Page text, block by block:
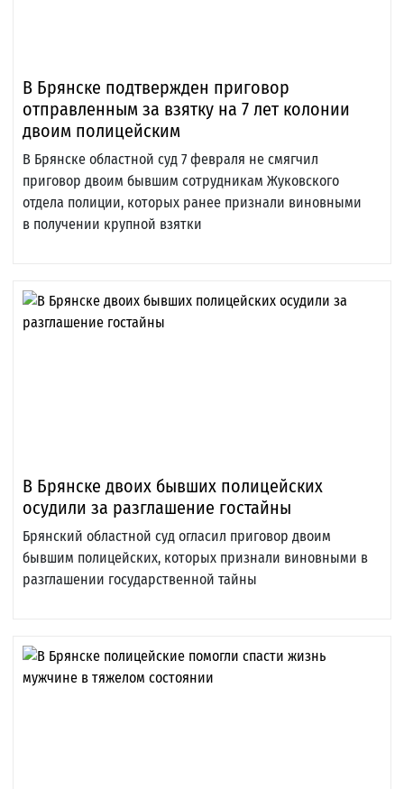
В Брянске подтвержден приговор
отправленным за взятку на 7 лет колонии
двоим полицейским
В Брянске областной суд 7 февраля не смягчил
приговор двоим бывшим сотрудникам Жуковского
отдела полиции, которых ранее признали виновными
в получении крупной взятки
В Брянске двоих бывших полицейских
осудили за разглашение гостайны
Брянский областной суд огласил приговор двоим
бывшим полицейских, которых признали виновными в
разглашении государственной тайны